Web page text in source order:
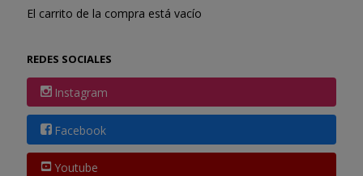
El carrito de la compra está vacío
REDES SOCIALES
Instagram
Facebook
Youtube